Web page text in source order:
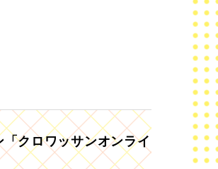
クロワッサンオンライ